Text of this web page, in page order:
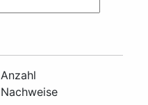
Anzahl
Nachweise